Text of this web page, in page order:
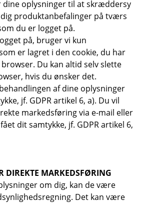
dine oplysninger til at skræddersy
produktanbefalinger på tværs
du er logget på.
på, bruger vi kun
er lagret i den cookie, du har
Du kan altid selv slette
hvis du ønsker det.
af dine oplysninger
jf. GDPR artikel 6, a). Du vil
markedsføring via e-mail eller
dit samtykke, jf. GDPR artikel 6,
DIREKTE MARKEDSFØRING
om dig, kan de være
Det kan være